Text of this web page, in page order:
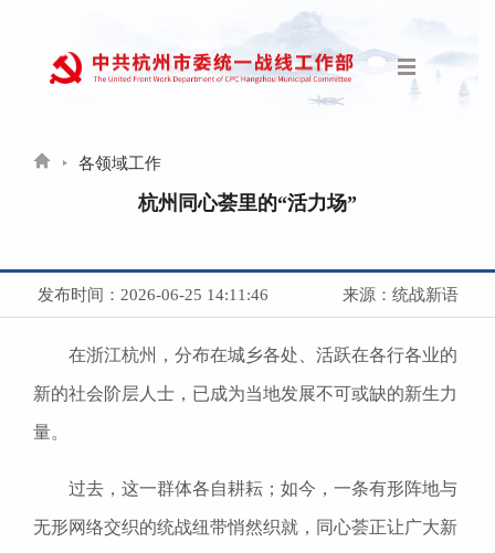
各领域工作
杭州同心荟里的“活力场”
发布时间：2026-06-25 14:11:46 来源：统战新语
在浙江杭州，分布在城乡各处、活跃在各行各业的
新的社会阶层人士，已成为当地发展不可或缺的新生力
量。
过去，这一群体各自耕耘；如今，一条有形阵地与
无形网络交织的统战纽带悄然织就，同心荟正让广大新